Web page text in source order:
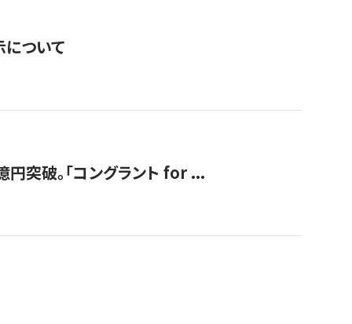
ついて
突破。「コングラント for ...